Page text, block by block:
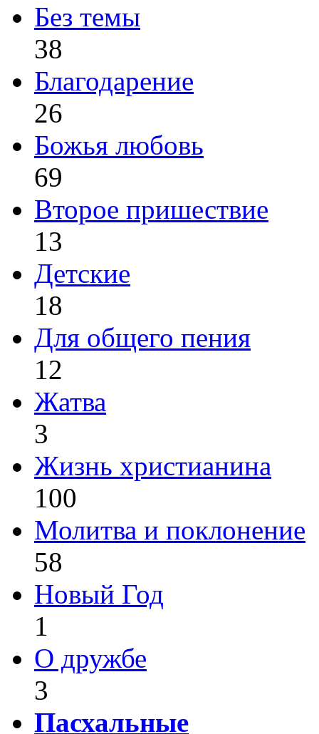
Без темы
38
Благодарение
26
Божья любовь
69
Второе пришествие
13
Детские
18
Для общего пения
12
Жатва
3
Жизнь христианина
100
Молитва и поклонение
58
Новый Год
1
О дружбе
3
Пасхальные